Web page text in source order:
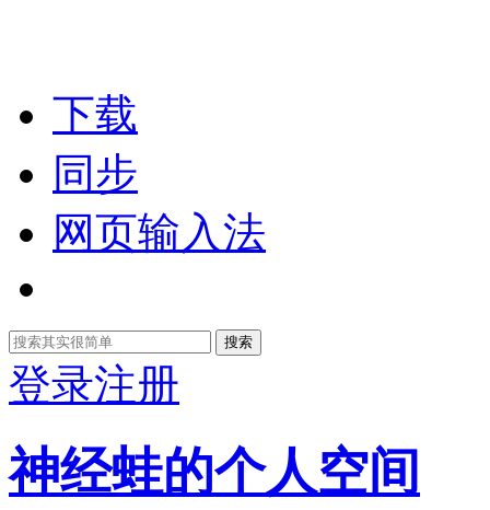
下载
同步
网页输入法
搜索
登录注册
神经蛙的个人空间